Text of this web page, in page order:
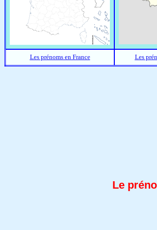
Les prénoms en France Les
Le